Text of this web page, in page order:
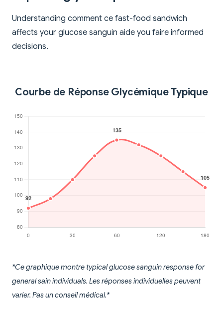
Understanding comment ce fast-food sandwich
affects your glucose sanguin aide you faire informed
decisions.
Courbe de Réponse Glycémique Typique
*Ce graphique montre typical glucose sanguin response for
general sain individuals. Les réponses individuelles peuvent
varier. Pas un conseil médical.*